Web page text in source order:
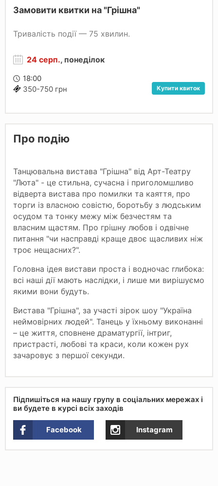
Замовити квитки на "Грішна"
Тривалість події — 75 хвилин.
24 серп., понеділок
18:00
350-750 грн
Купити квиток
Про подію
Танцювальна вистава "Грішна" від Арт-Театру
"Люта" - це стильна, сучасна і приголомшливо
відверта вистава про помилки та каяття, про
торги із власною совістю, боротьбу з людським
осудом та тонку межу між безчестям та
власним щастям. Про грішну любов і одвічне
питання "чи насправді краще двоє щасливих ніж
троє нещасних?".
Головна ідея вистави проста і водночас глибока:
всі наші дії мають наслідки, і лише ми вирішуємо
якими вони будуть.
Вистава "Грішна", за участі зірок шоу "Україна
неймовірних людей". Танець у їхньому виконанні
– це життя, сповнене драматургії, інтриг,
пристрасті, любові та краси, коли кожен рух
зачаровує з першої секунди.
Підпишіться на нашу групу в соціальних мережах і
ви будете в курсі всіх заходів
Facebook Instagram